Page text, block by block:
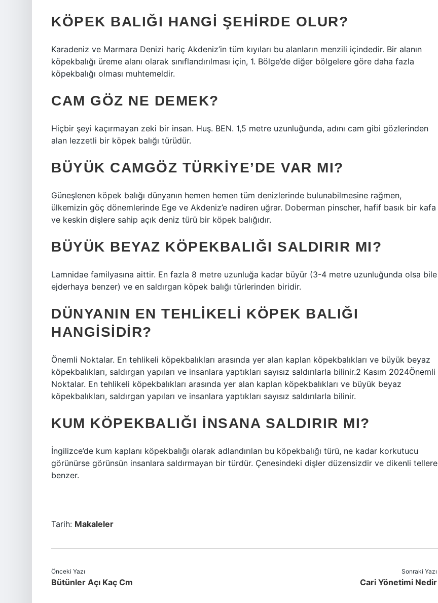
KÖPEK BALIĞI HANGI ŞEHIRDE OLUR?
Karadeniz ve Marmara Denizi hariç Akdeniz’in tüm kıyıları bu alanların menzili içindedir. Bir alanın
köpekbalığı üreme alanı olarak sınıflandırılması için, 1. Bölge’de diğer bölgelere göre daha fazla
köpekbalığı olması muhtemeldir.
CAM GÖZ NE DEMEK?
Hiçbir şeyi kaçırmayan zeki bir insan. Huş. BEN. 1,5 metre uzunluğunda, adını cam gibi gözlerinden
alan lezzetli bir köpek balığı türüdür.
BÜYÜK CAMGÖZ TÜRKIYE’DE VAR MI?
Güneşlenen köpek balığı dünyanın hemen hemen tüm denizlerinde bulunabilmesine rağmen,
ülkemizin göç dönemlerinde Ege ve Akdeniz’e nadiren uğrar. Doberman pinscher, hafif basık bir kafa
ve keskin dişlere sahip açık deniz türü bir köpek balığıdır.
BÜYÜK BEYAZ KÖPEKBALIĞI SALDIRIR MI?
Lamnidae familyasına aittir. En fazla 8 metre uzunluğa kadar büyür (3-4 metre uzunluğunda olsa bile
ejderhaya benzer) ve en saldırgan köpek balığı türlerinden biridir.
DÜNYANIN EN TEHLIKELI KÖPEK BALIĞI
HANGISIDIR?
Önemli Noktalar. En tehlikeli köpekbalıkları arasında yer alan kaplan köpekbalıkları ve büyük beyaz
köpekbalıkları, saldırgan yapıları ve insanlara yaptıkları sayısız saldırılarla bilinir.2 Kasım 2024Önemli
Noktalar. En tehlikeli köpekbalıkları arasında yer alan kaplan köpekbalıkları ve büyük beyaz
köpekbalıkları, saldırgan yapıları ve insanlara yaptıkları sayısız saldırılarla bilinir.
KUM KÖPEKBALIĞI INSANA SALDIRIR MI?
İngilizce’de kum kaplanı köpekbalığı olarak adlandırılan bu köpekbalığı türü, ne kadar korkutucu
görünürse görünsün insanlara saldırmayan bir türdür. Çenesindeki dişler düzensizdir ve dikenli tellere
benzer.
Tarih: Makaleler
Önceki Yazı
Bütünler Açı Kaç Cm
Sonraki Yazı
Cari Yönetimi Nedir